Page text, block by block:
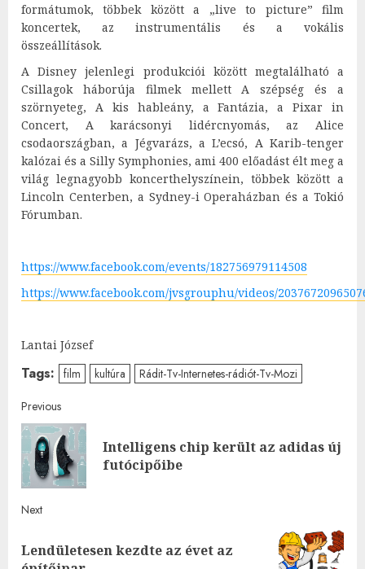
formátumok, többek között a „live to picture” film
koncertek, az instrumentális és a vokális
összeállítások.
A Disney jelenlegi produkciói között megtalálható a
Csillagok háborúja filmek mellett A szépség és a
szörnyeteg, A kis hableány, a Fantázia, a Pixar in
Concert, A karácsonyi lidércnyomás, az Alice
csodaországban, a Jégvarázs, a L’ecsó, A Karib-tenger
kalózai és a Silly Symphonies, ami 400 előadást élt meg a
világ legnagyobb koncerthelyszínein, többek között a
Lincoln Centerben, a Sydney-i Operaházban és a Tokió
Fórumban.
https://www.facebook.com/events/182756979114508
https://www.facebook.com/jvsgrouphu/videos/
Lantai József
Tags: film kultúra Rádit-Tv-Internetes-rádiót-Tv-Mozi
Post
navigation
Previous
Intelligens chip került az adidas új
futócipőibe
Next
Next
Lendületesen kezdte az évet az